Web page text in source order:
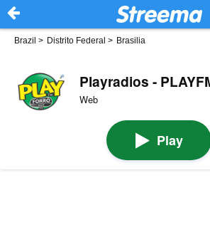
Brazil > Distrito Federal > Brasilia
Playradios -
Web
Play